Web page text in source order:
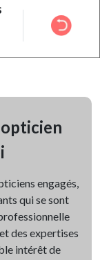
engagés,
qui se sont
des expertises
intérêt de